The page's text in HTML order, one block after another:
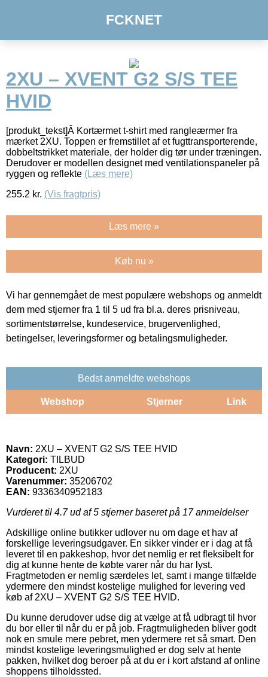
FCKNET
2XU – XVENT G2 S/S TEE
HVID
[produkt_tekst]Â Kortærmet t-shirt med rangleærmer fra
mærket 2XU. Toppen er fremstillet af et fugttransporterende,
dobbeltstrikket materiale, der holder dig tør under træningen.
Derudover er modellen designet med ventilationspaneler på
ryggen og reflekte (Læs mere)
255.2 kr. (Vis fragtpris)
Læs mere »
Køb nu »
Vi har gennemgået de mest populære webshops og anmeldt
dem med stjerner fra 1 til 5 ud fra bl.a. deres prisniveau,
sortimentstørrelse, kundeservice, brugervenlighed,
betingelser, leveringsformer og betalingsmuligheder.
Bedst anmeldte webshops
Webshop Stjerner Link
Navn: 2XU – XVENT G2 S/S TEE HVID
Kategori: TILBUD
Producent: 2XU
Varenummer: 35206702
EAN: 9336340952183
Vurderet til 4.7ud af 5 stjerner baseret på 17anmeldelser
Adskillige online butikker udlover nu om dage et hav af
forskellige leveringsudgaver. En sikker vinder er i dag at få
leveret til en pakkeshop, hvor det nemlig er ret fleksibelt for
dig at kunne hente de købte varer når du har lyst.
Fragtmetoden er nemlig særdeles let, samt i mange tilfælde
ydermere den mindst kostelige mulighed for levering ved
køb af 2XU – XVENT G2 S/S TEE HVID.
Du kunne derudover udse dig at vælge at få udbragt til hvor
du bor eller til når du er på job. Fragtmuligheden bliver godt
nok en smule mere pebret, men ydermere ret så smart. Den
mindst kostelige leveringsmulighed er dog selv at hente
pakken, hvilket dog beroer på at du er i kort afstand af online
shoppens tilholdssted.